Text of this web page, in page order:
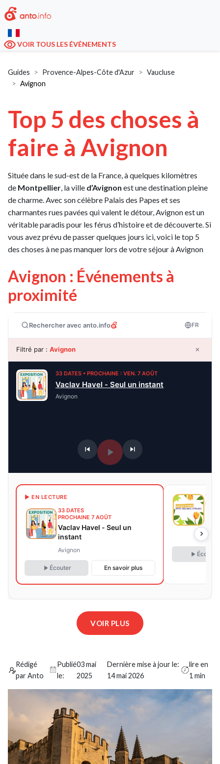
VOIR TOUS LES ÉVÉNEMENTS
Guides Provence-Alpes-Côte d'Azur
Vaucluse
Avignon
Top 5 des choses à
faire à Avignon
Située dans le sud-est de la France, à quelques kilomètres
de Montpellier , la ville d’Avignon est une destination pleine
de charme. Avec son célèbre Palais des Papes et ses
charmantes rues pavées qui valent le détour, Avignon est un
véritable paradis pour les férus d’histoire et de découverte. Si
vous avez prévu de passer quelques jours ici, voici le top 5
des choses à ne pas manquer lors de votre séjour à Avignon
Avignon : Événements à
proximité
Rechercher avec anto.info FR
Filtré par : Avignon ✕
33 DATES • PROCHAINE : VEN. 7 AOÛT
Vaclav Havel - Seul un instant
Avignon
▶ EN LECTURE
33 DATES
PROCHAINE 7 AOÛT
Vaclav Havel - Seul un
instant
Avignon
Écouter En savoir plus
7
Écouter
VOIR PLUS
Rédigé
par Anto
Publié
le:
03 mai
2025
Dernière mise à jour le:
14 mai 2026
lire en
1 min